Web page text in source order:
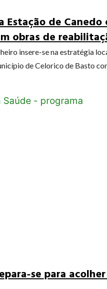
Estação de Canedo
obras de
insere-se na estratégia
de Celorico de Basto
se para